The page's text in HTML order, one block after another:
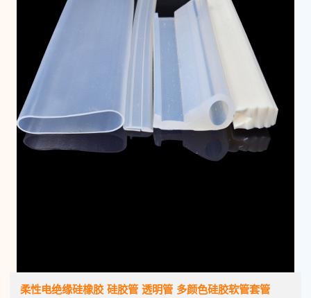
柔性电绝缘硅橡胶 硅胶管 透明管 多颜色硅胶软管套管